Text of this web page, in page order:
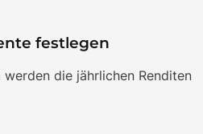
festlegen
werden die jährlichen Renditen